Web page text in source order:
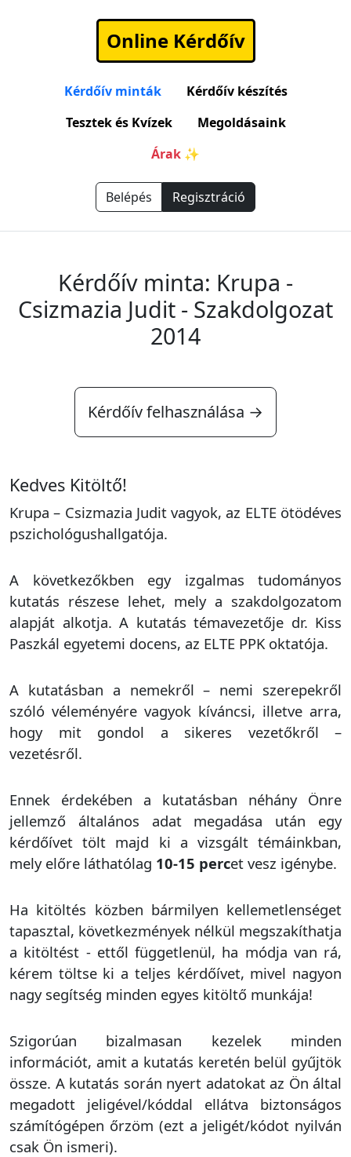
Online Kérdőív
Kérdőív minták
Kérdőív készítés
Tesztek és Kvízek
Megoldásaink
Árak ✨
Belépés Regisztráció
Kérdőív minta: Krupa -
Csizmazia Judit - Szakdolgozat
2014
Kérdőív felhasználása →
Kedves Kitöltő!
Krupa – Csizmazia Judit vagyok, az ELTE ötödéves
pszichológushallgatója.
A következőkben egy izgalmas tudományos
kutatás részese lehet, mely a szakdolgozatom
alapját alkotja. A kutatás témavezetője dr. Kiss
Paszkál egyetemi docens, az ELTE PPK oktatója.
A kutatásban a nemekről – nemi szerepekről
szóló véleményére vagyok kíváncsi, illetve arra,
hogy mit gondol a sikeres vezetőkről –
vezetésről.
Ennek érdekében a kutatásban néhány Önre
jellemző általános adat megadása után egy
kérdőívet tölt majd ki a vizsgált témáinkban,
mely előre láthatólag 10-15 percet vesz igénybe.
Ha kitöltés közben bármilyen kellemetlenséget
tapasztal, következmények nélkül megszakíthatja
a kitöltést - ettől függetlenül, ha módja van rá,
kérem töltse ki a teljes kérdőívet, mivel nagyon
nagy segítség minden egyes kitöltő munkája!
Szigorúan bizalmasan kezelek minden
információt, amit a kutatás keretén belül gyűjtök
össze. A kutatás során nyert adatokat az Ön által
megadott jeligével/kóddal ellátva biztonságos
számítógépen őrzöm (ezt a jeligét/kódot nyilván
csak Ön ismeri).